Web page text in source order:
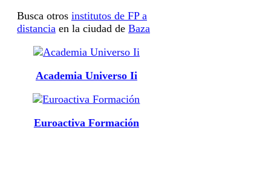
Busca otros institutos de FP a
distancia en la ciudad de Baza
Academia Universo Ii
Euroactiva Formación